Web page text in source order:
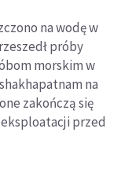
na wodę w
próby
morskim w
na
zakończą się
przed